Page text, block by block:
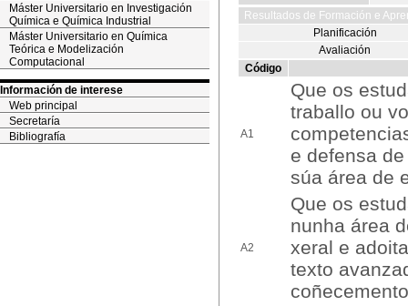
Máster Universitario en Investigación
Química e Química Industrial
Máster Universitario en Química
Teórica e Modelización
Computacional
Información de interese
Web principal
Secretaría
Bibliografía
Resultados de Formación e
Planificación
Avaliación
Código
A1
Que os
traballo ou
e defensa
súa área de
A2
Que os
nunha área
xeral e
texto